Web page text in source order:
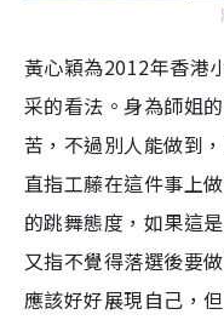
黃心穎為2012年香港
采的看法。身為師姐
苦，不過別人能做到
直指工藤在這件事上
的跳舞態度，如果這
又指不覺得落選後要
應該好好展現自己，